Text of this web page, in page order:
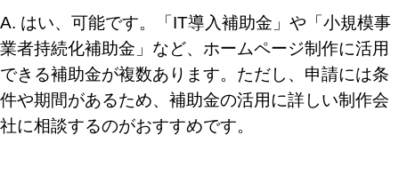
A. はい、可能です。「IT導入補助金」や「小規模事
業者持続化補助金」など、ホームページ制作に活用
できる補助金が複数あります。ただし、申請には条
件や期間があるため、補助金の活用に詳しい制作会
社に相談するのがおすすめです。